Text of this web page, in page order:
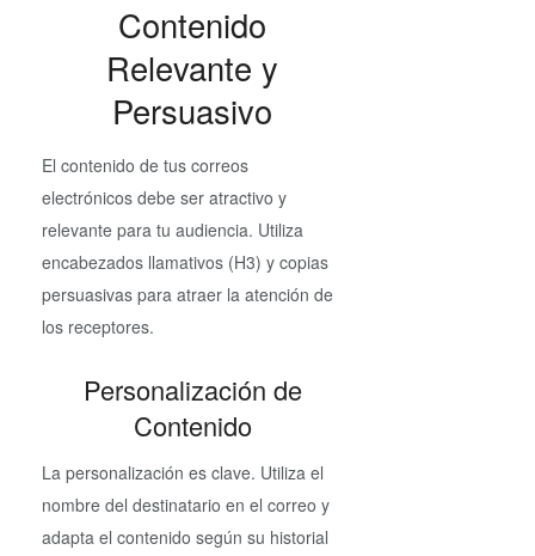
Contenido
Relevante y
Persuasivo
El contenido de tus correos
electrónicos debe ser atractivo y
relevante para tu audiencia. Utiliza
encabezados llamativos (H3) y copias
persuasivas para atraer la atención de
los receptores.
Personalización de
Contenido
La personalización es clave. Utiliza el
nombre del destinatario en el correo y
adapta el contenido según su historial